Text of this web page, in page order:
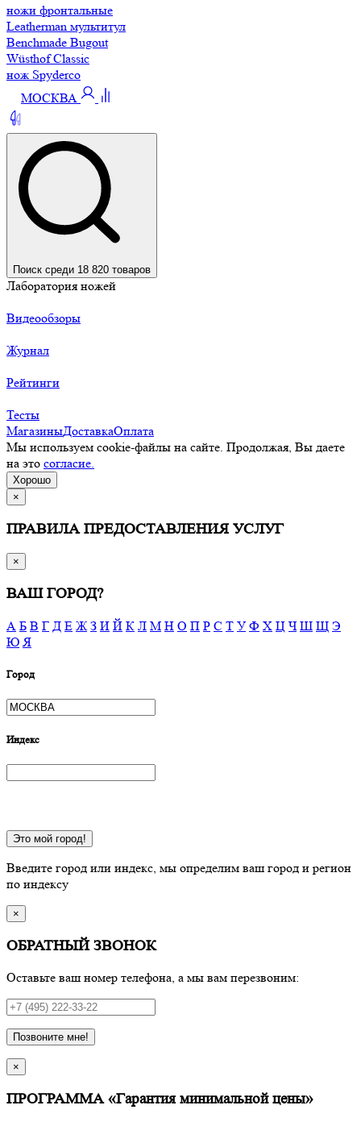
ножи фронтальные
Leatherman мультитул
Benchmade Bugout
Wüsthof Classic
нож Spyderco
МОСКВА
Поиск среди 18 820 товаров
Лаборатория ножей
Видеообзоры
Журнал
Рейтинги
Тесты
МагазиныДоставкаОплата
Мы используем cookie-файлы на сайте. Продолжая, Вы даете
на это согласие.
Хорошо
×
ПРАВИЛА ПРЕДОСТАВЛЕНИЯ УСЛУГ
×
ВАШ ГОРОД?
А Б В Г Д Е Ж З И Й К Л М Н О П Р С Т У Ф Х Ц Ч Ш Щ Э
Ю Я
Город
Индекс
Это мой город!
Введите город или индекс, мы определим ваш город и регион
по индексу
×
ОБРАТНЫЙ ЗВОНОК
Оставьте ваш номер телефона, а мы вам перезвоним:
Позвоните мне!
×
ПРОГРАММА «Гарантия минимальной цены»